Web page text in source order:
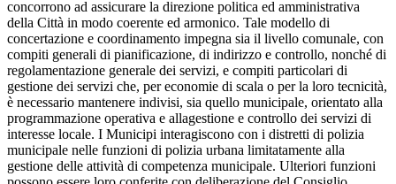
concorrono ad assicurare la direzione politica ed amministrativa
della Città in modo coerente ed armonico. Tale modello di
concertazione e coordinamento impegna sia il livello comunale, con
compiti generali di pianificazione, di indirizzo e controllo, nonché di
regolamentazione generale dei servizi, e compiti particolari di
gestione dei servizi che, per economie di scala o per la loro tecnicità,
è necessario mantenere indivisi, sia quello municipale, orientato alla
programmazione operativa e allagestione e controllo dei servizi di
interesse locale. I Municipi interagiscono con i distretti di polizia
municipale nelle funzioni di polizia urbana limitatamente alla
gestione delle attività di competenza municipale. Ulteriori funzioni